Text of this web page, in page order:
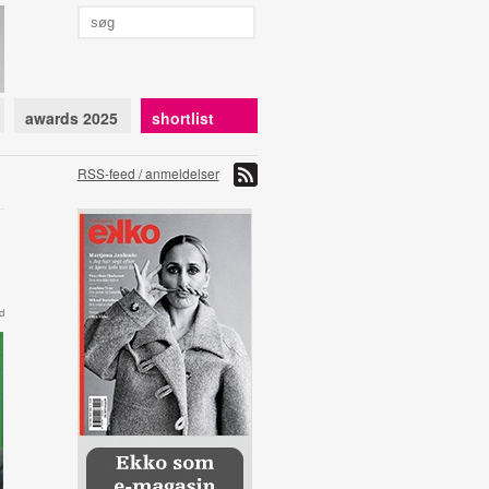
awards 2025 shortlist
RSS-feed / anmeldelser